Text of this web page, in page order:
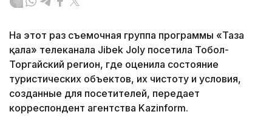
На этот раз съемочная группа программы «Таза
қала» телеканала Jibek Joly посетила Тобол-
Торгайский регион, где оценила состояние
туристических объектов, их чистоту и условия,
созданные для посетителей, передает
корреспондент агентства Kazinform.